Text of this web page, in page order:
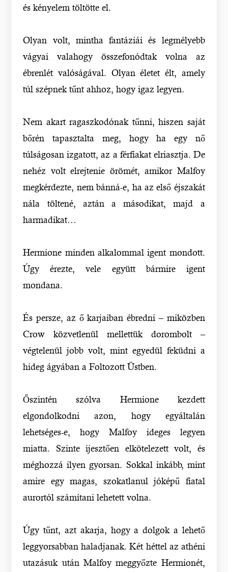
és kényelem töltötte el.
Olyan volt, mintha fantáziái és legmélyebb
vágyai valahogy összefonódtak volna az
ébrenlét valóságával. Olyan életet élt, amely
túl szépnek tűnt ahhoz, hogy igaz legyen.
Nem akart ragaszkodónak tűnni, hiszen saját
bőrén tapasztalta meg, hogy ha egy nő
túlságosan izgatott, az a férfiakat elriasztja. De
nehéz volt elrejtenie örömét, amikor Malfoy
megkérdezte, nem bánná-e, ha az első éjszakát
nála töltené, aztán a másodikat, majd a
harmadikat…
Hermione minden alkalommal igent mondott.
Úgy érezte, vele együtt bármire igent
mondana.
És persze, az ő karjaiban ébredni – miközben
Crow közvetlenül mellettük dorombolt –
végtelenül jobb volt, mint egyedül feküdni a
hideg ágyában a Foltozott Üstben.
Őszintén szólva Hermione kezdett
elgondolkodni azon, hogy egyáltalán
lehetséges-e, hogy Malfoy ideges legyen
miatta. Szinte ijesztően elkötelezett volt, és
méghozzá ilyen gyorsan. Sokkal inkább, mint
amire egy magas, szokatlanul jóképű fiatal
aurortól számítani lehetett volna.
Úgy tűnt, azt akarja, hogy a dolgok a lehető
leggyorsabban haladjanak. Két héttel az athéni
utazásuk után Malfoy meggyőzte Hermionét,